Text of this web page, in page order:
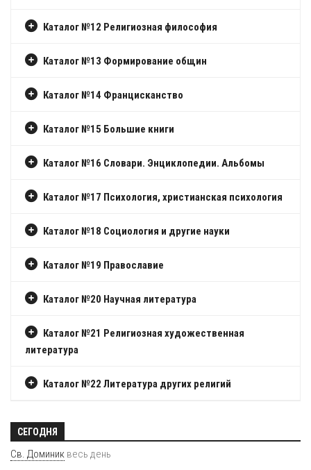
Каталог №12 Религиозная философия
Каталог №13 Формирование общин
Каталог №14 Францисканство
Каталог №15 Большие книги
Каталог №16 Словари. Энциклопедии. Альбомы
Каталог №17 Психология, христианская психология
Каталог №18 Социология и другие науки
Каталог №19 Православие
Каталог №20 Научная литература
Каталог №21 Религиозная художественная
литература
Каталог №22 Литература других религий
СЕГОДНЯ
Св. Доминик весь день